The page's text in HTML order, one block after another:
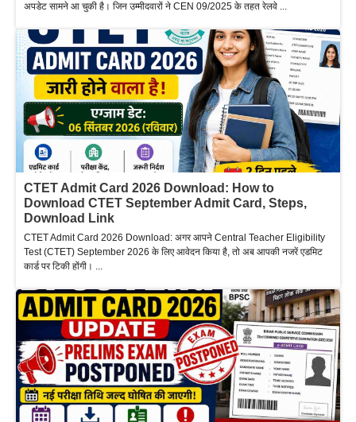
अपडेट सामने आ चुकी है। जिन उम्मीदवारों ने CEN 09/2025 के तहत रेलवे ...
CTET Admit Card 2026 Download: How to
Download CTET September Admit Card, Steps,
Download Link
CTET Admit Card 2026 Download: अगर आपने Central Teacher Eligibility
Test (CTET) September 2026 के लिए आवेदन किया है, तो अब आपकी नजरें एडमिट
कार्ड पर टिकी होंगी। ...